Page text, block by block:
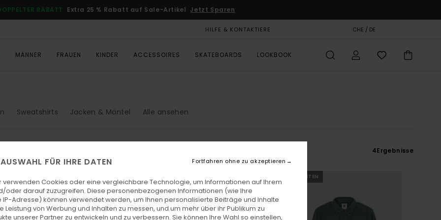
RABATT Extra 25 % Rabatt auf Sale-Artikel Jetzt Sparen
HILFE & KONTAKTIERE CHE / DE
MÄNNER FRAUEN KINDER ACCESSOIRES SKATEBOARDS LOOKBOOK
Sweatshirts Jacken & Mäntel Alle ansehen
4Ergebnisse
NEUHEITEN
FÜR IHRE DATEN
verwenden Cookies oder eine vergleichbare Technologie, um Informationen auf Ihrem
oder darauf zuzugreifen. Diese personenbezogenen Informationen (wie Ihre
IP-Adresse) können verwendet werden, um Ihnen personalisierte Beiträge und Inhalte
Leistung von Werbung und Inhalten zu messen, und um mehr über ihr Publikum zu
unserer Partner zu entwickeln und zu verbessern. Sie können Ihre Wahl so einstellen,
Fortfahren ohne zu akzeptieren